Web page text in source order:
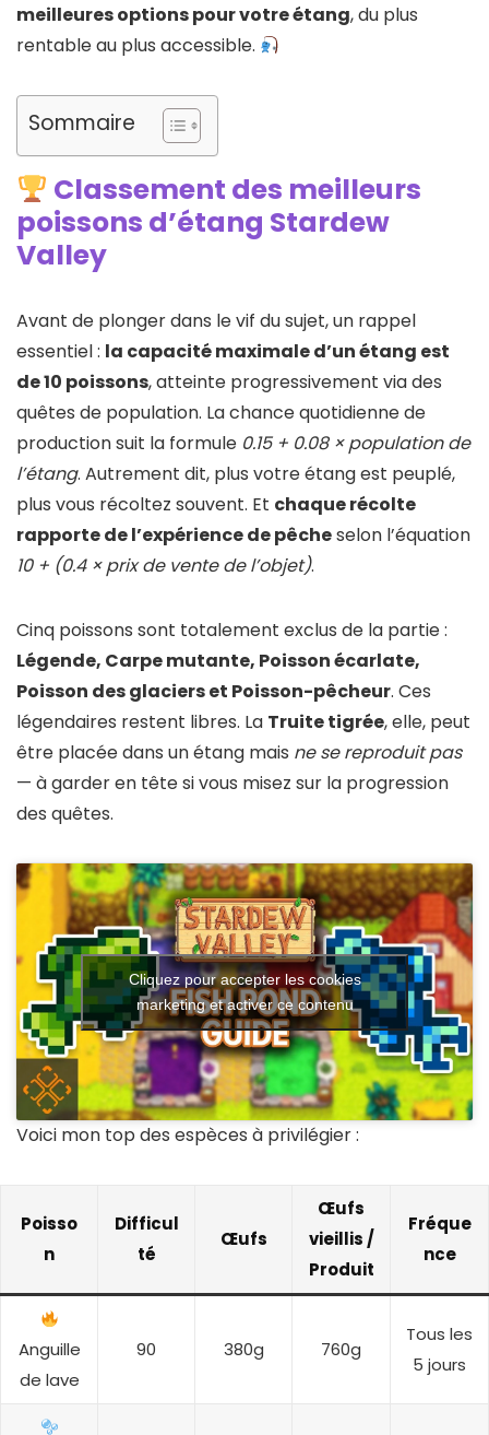
meilleures options pour votre étang, du plus
rentable au plus accessible.
Sommaire
Classement des meilleurs
poissons d’étang Stardew
Valley
Avant de plonger dans le vif du sujet, un rappel
essentiel : la capacité maximale d’un étang est
de 10 poissons, atteinte progressivement via des
quêtes de population. La chance quotidienne de
production suit la formule 0.15 + 0.08 × population de
l’étang. Autrement dit, plus votre étang est peuplé,
plus vous récoltez souvent. Et chaque récolte
rapporte de l’expérience de pêcheselon l’équation
10 + (0.4 × prix de vente de l’objet).
Cinq poissons sont totalement exclus de la partie :
Légende, Carpe mutante, Poisson écarlate,
Poisson des glaciers et Poisson-pêcheur. Ces
légendaires restent libres. La Truite tigrée, elle, peut
être placée dans un étang mais ne se reproduit pas
— à garder en tête si vous misez sur la progression
des quêtes.
Cliquez pour accepter les cookies
marketing et activer ce contenu
Voici mon top des espèces à privilégier :
Poisso
n
Difficul
té
Œufs
Œufs
vieillis /
Produit
Fréque
nce
Anguille
de lave
90 380g 760g
Tous les
5 jours